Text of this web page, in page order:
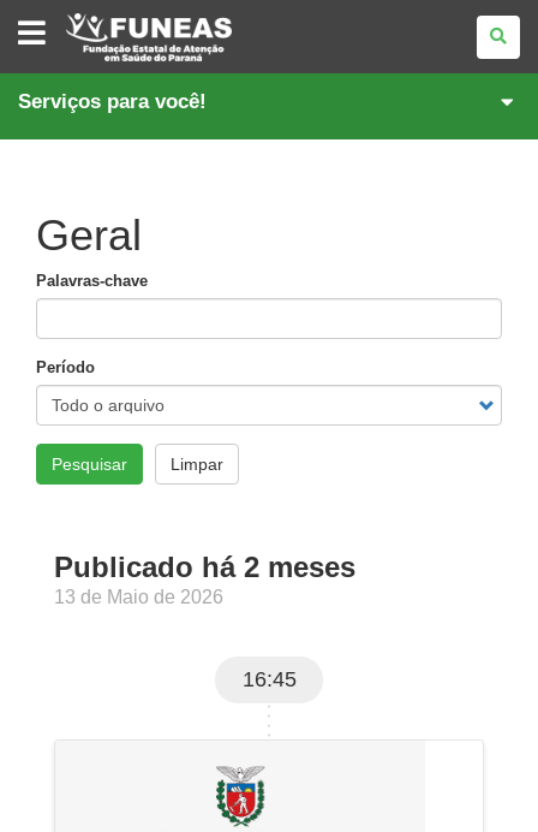
FUNDAÇÃO
ESTATAL
DE
ATENÇÃO
SAÚDE
PARANÁ
Serviços para você!
Geral
Palavras-chave
Período
Pesquisar Limpar
Publicado há 2 meses
13 de Maio de 2026
16:45